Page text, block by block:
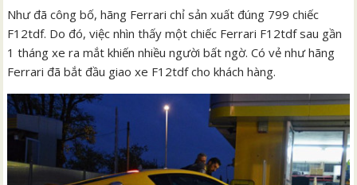
Như đã công bố, hãng Ferrari chỉ sản xuất đúng 799 chiếc
F12tdf. Do đó, việc nhìn thấy một chiếc Ferrari F12tdf sau gần
1 tháng xe ra mắt khiến nhiều người bất ngờ. Có vẻ như hãng
Ferrari đã bắt đầu giao xe F12tdf cho khách hàng.